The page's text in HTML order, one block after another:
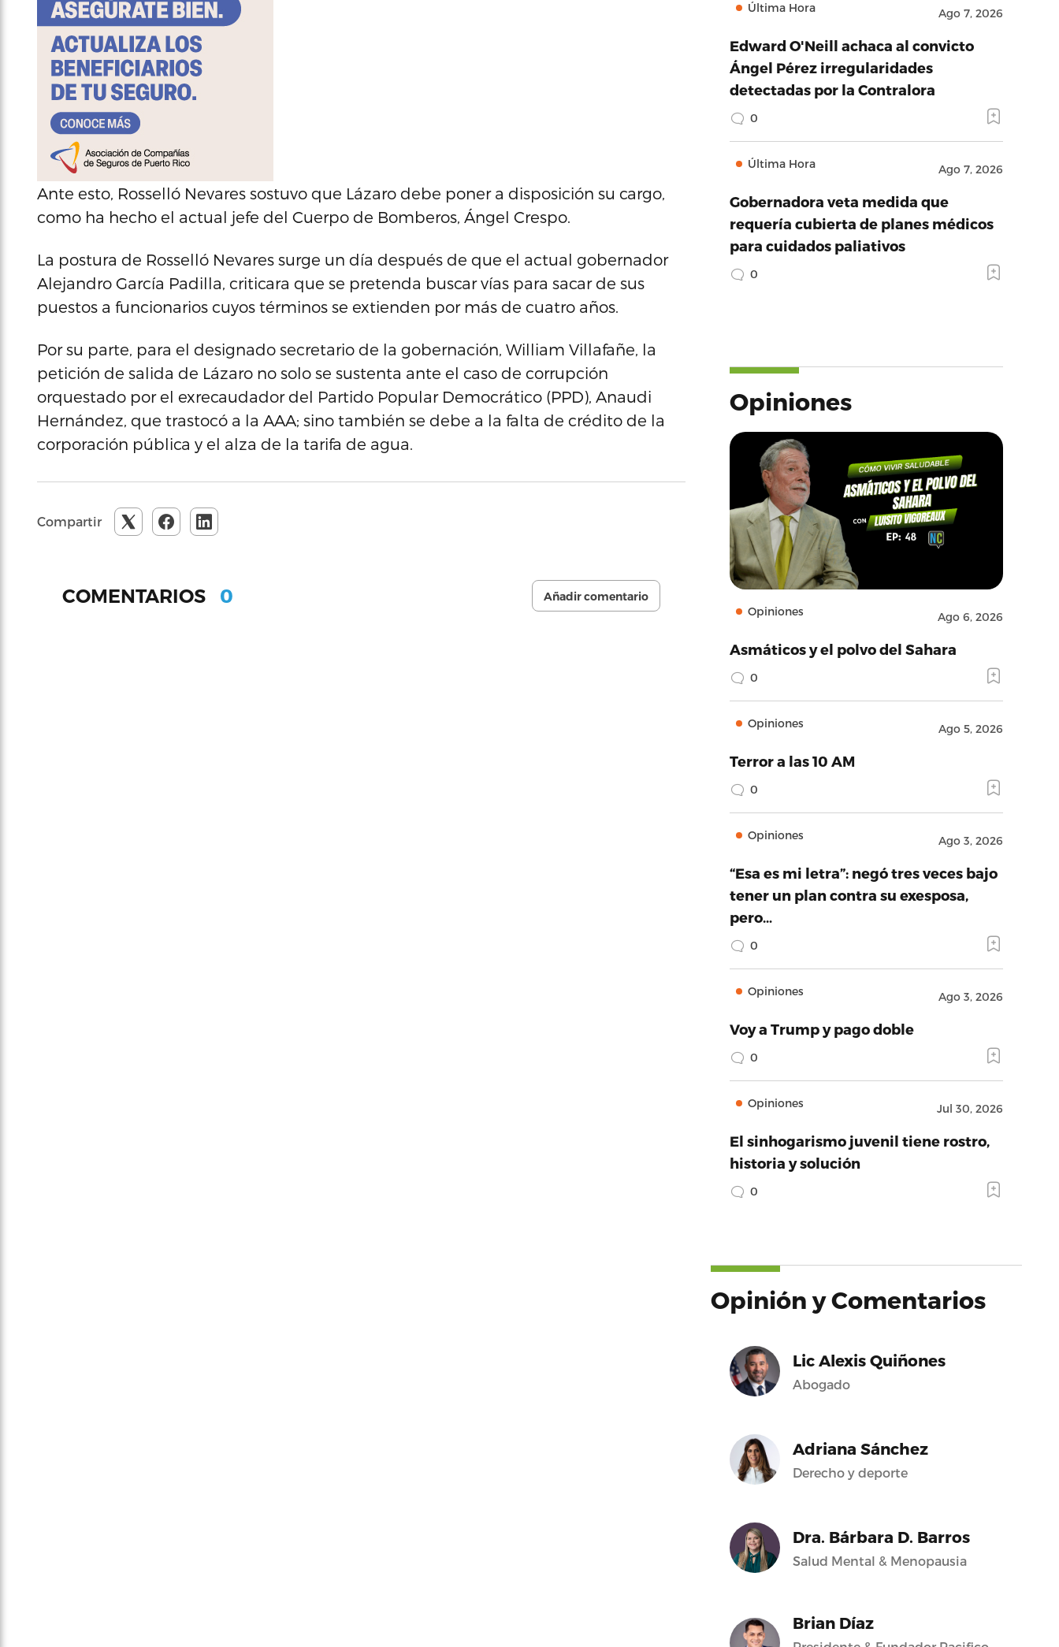
Ante esto, Rosselló Nevares sostuvo que Lázaro debe poner a disposición su cargo,
como ha hecho el actual jefe del Cuerpo de Bomberos, Ángel Crespo.
La postura de Rosselló Nevares surge un día después de que el actual gobernador
Alejandro García Padilla, criticara que se pretenda buscar vías para sacar de sus
puestos a funcionarios cuyos términos se extienden por más de cuatro años.
Por su parte, para el designado secretario de la gobernación, William Villafañe, la
petición de salida de Lázaro no solo se sustenta ante el caso de corrupción
orquestado por el exrecaudador del Partido Popular Democrático (PPD), Anaudi
Hernández, que trastocó a la AAA; sino también se debe a la falta de crédito de la
corporación pública y el alza de la tarifa de agua.
Compartir
COMENTARIOS 0 Añadir comentario
Última Hora Ago 7, 2026
Edward O'Neill achaca al convicto
Ángel Pérez irregularidades
detectadas por la Contralora
0
Última Hora Ago 7, 2026
Gobernadora veta medida que
requería cubierta de planes médicos
para cuidados paliativos
0
Opiniones
Opiniones Ago 6, 2026
Asmáticos y el polvo del Sahara
0
Opiniones Ago 5, 2026
Terror a las 10 AM
0
Opiniones Ago 3, 2026
“Esa es mi letra”: negó tres veces bajo
tener un plan contra su exesposa,
pero…
0
Opiniones Ago 3, 2026
Voy a Trump y pago doble
0
Opiniones Jul 30, 2026
El sinhogarismo juvenil tiene rostro,
historia y solución
0
Opinión y Comentarios
Lic Alexis Quiñones
Abogado
Adriana Sánchez
Derecho y deporte
Dra. Bárbara D. Barros
Salud Mental & Menopausia
Brian Díaz